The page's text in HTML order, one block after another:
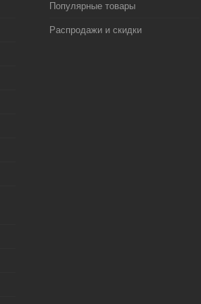
Популярные товары
Распродажи и скидки